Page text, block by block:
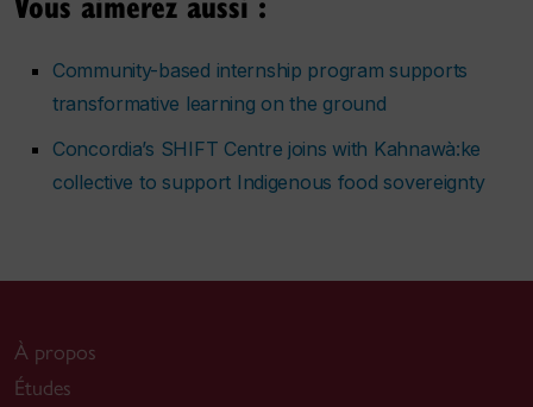
Community-based internship program supports
transformative learning on the ground
Concordia’s SHIFT Centre joins with Kahnawà:ke
collective to support Indigenous food sovereignty
À propos
Études